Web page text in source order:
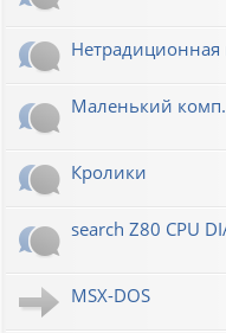
Нетрадиционная
Маленький комп.
Кролики
search Z80 CPU
MSX-DOS